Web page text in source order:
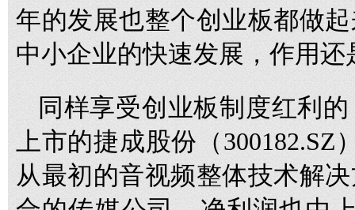
年的发展也整个创业板都做
中小企业的快速发展，作用还
同样享受创业板制度红利
上市的捷成股份（300182.SZ
从最初的音视频整体技术解